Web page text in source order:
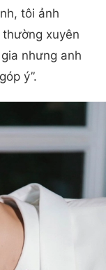
tôi ảnh
xuyên
nhưng anh
ý”.